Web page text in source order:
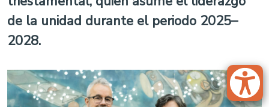
de la unidad durante el periodo 2025–
2028.